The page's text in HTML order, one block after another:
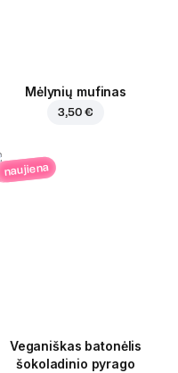
Mėlynių mufinas
3,50 €
naujiena
Veganiškas batonėlis
šokoladinio pyrago